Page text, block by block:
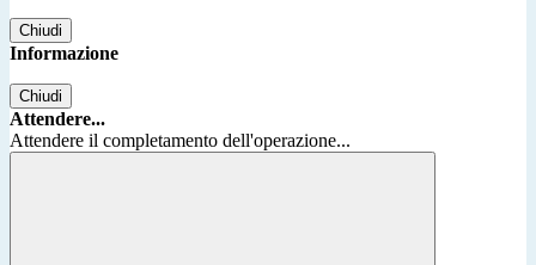
Chiudi
Informazione
Chiudi
Attendere...
Attendere il completamento dell'operazione...